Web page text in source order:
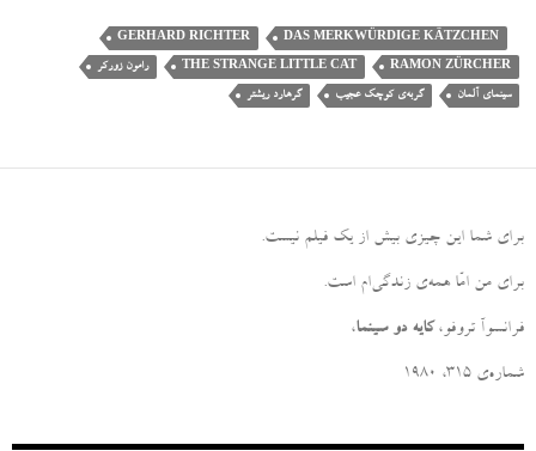
DAS MERKWÜRDIGE KÄTZCHEN
GERHARD RICHTER
RAMON ZÜRCHER
THE STRANGE LITTLE CAT رامون زورکر
سینمای آلمان گربه‌ی کوچک عجیب گرهارد ریشتر
برای شما این چیزی بیش از یک فیلم نیست.
برای من امّا همه‌ی زندگی‌ام است.
فرانسوآ تروفو، کایه دو سینما،
شماره‌ی ۳۱۵، ۱۹۸۰